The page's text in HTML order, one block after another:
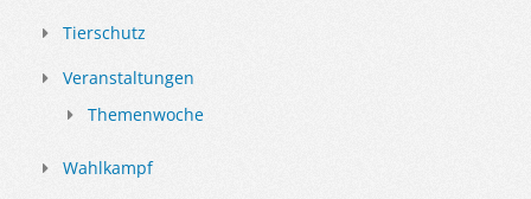
Tierschutz
Veranstaltungen
Themenwoche
Wahlkampf